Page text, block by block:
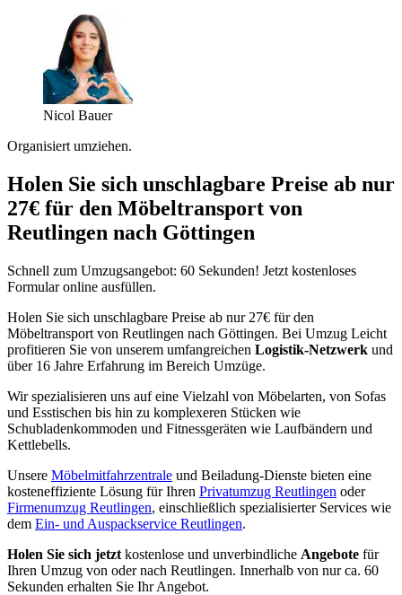
Nicol Bauer
Organisiert umziehen.
Holen Sie sich unschlagbare Preise ab nur
27€ für den Möbeltransport von
Reutlingen nach Göttingen
Schnell zum Umzugsangebot: 60 Sekunden! Jetzt kostenloses
Formular online ausfüllen.
Holen Sie sich unschlagbare Preise ab nur 27€ für den
Möbeltransport von Reutlingen nach Göttingen. Bei Umzug Leicht
profitieren Sie von unserem umfangreichen Logistik-Netzwerk und
über 16 Jahre Erfahrung im Bereich Umzüge.
Wir spezialisieren uns auf eine Vielzahl von Möbelarten, von Sofas
und Esstischen bis hin zu komplexeren Stücken wie
Schubladenkommoden und Fitnessgeräten wie Laufbändern und
Kettlebells.
Unsere Möbelmitfahrzentrale und Beiladung-Dienste bieten eine
kosteneffiziente Lösung für Ihren Privatumzug Reutlingen oder
Firmenumzug Reutlingen, einschließlich spezialisierter Services wie
dem Ein- und Auspackservice Reutlingen.
Holen Sie sich jetzt kostenlose und unverbindliche Angebote für
Ihren Umzug von oder nach Reutlingen. Innerhalb von nur ca. 60
Sekunden erhalten Sie Ihr Angebot.